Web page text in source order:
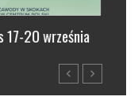
navigate_before
taką, w której ...
navigate_next